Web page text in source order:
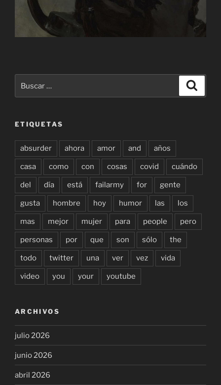
por:
ETIQUETAS
absurder ahora amor and años
casa como con cosas covid cuándo
del día está failarmy for gente
gusta hombre hoy humor las los
mas mejor mujer para people pero
personas por que son sólo the
todo twitter una ver vez vida
video you your youtube
ARCHIVOS
julio 2026
junio 2026
abril 2026